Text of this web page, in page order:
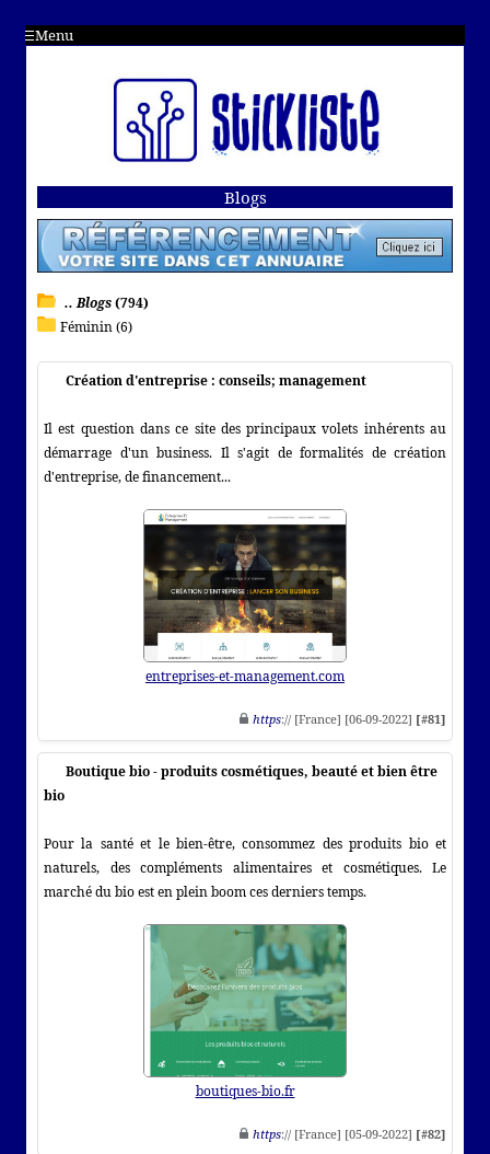
Menu
Blogs
.. Blogs(794)
Féminin (6)
Création d'entreprise : conseils; management
Il est question dans ce site des principaux volets inhérents au
démarrage d'un business. Il s'agit de formalités de création
d'entreprise, de financement...
entreprises-et-management.com
https:// [France] [06-09-2022] [#81]
Boutique bio - produits cosmétiques, beauté et bien être
bio
Pour la santé et le bien-être, consommez des produits bio et
naturels, des compléments alimentaires et cosmétiques. Le
marché du bio est en plein boom ces derniers temps.
boutiques-bio.fr
https:// [France] [05-09-2022] [#82]